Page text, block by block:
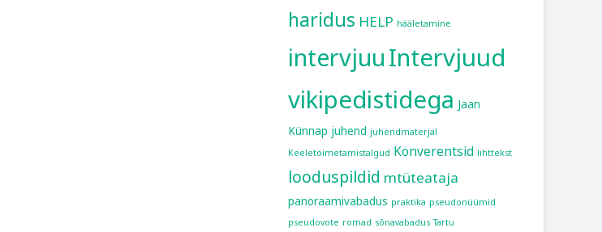
haridus HELP hääletamine
intervjuuIntervjuud
vikipedistidega Jaan
Künnap juhend juhendmaterjal
Keeletoimetamistalgud Konverentsid lihttekst
looduspildid mtüteataja
panoraamivabadus praktika pseudonüümid
pseudovote romad sõnavabadus Tartu